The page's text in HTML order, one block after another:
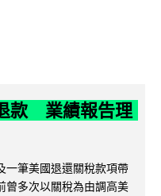
款 業績報告理
一筆美國退還關稅款項帶
曾多次以關稅為由調高美